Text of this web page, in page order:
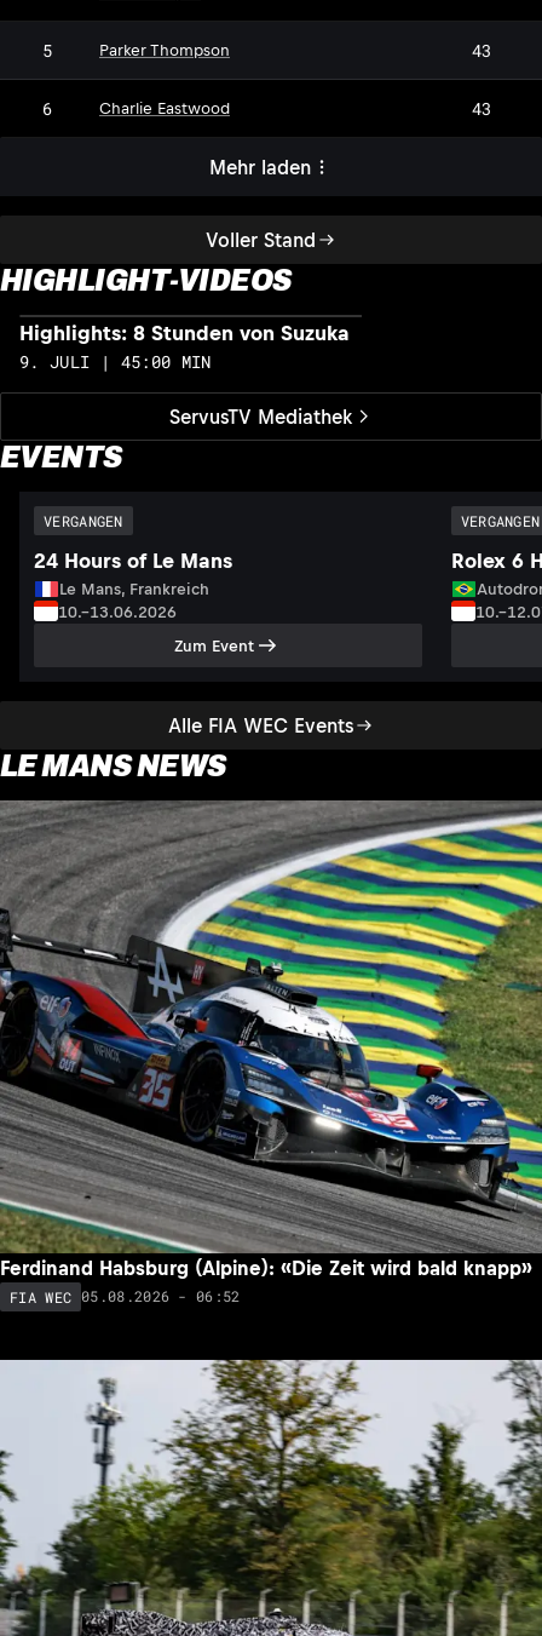
Voller Stand
5 Parker Thompson 43
6 Charlie Eastwood 43
Mehr laden
HIGHLIGHT-VIDEOS
ServusTV Mediathek
Highlights: 8 Stunden von Suzuka
9. JULI | 45:00 MIN
EVENTS
Alle FIA WEC Events
VERGANGEN
24 Hours of Le Mans
Le Mans, Frankreich
10.–13.06.2026
Zum Event
VERGANGEN
Rolex 6
LE MANS NEWS
Ferdinand Habsburg (Alpine): «Die Zeit wird bald knapp»
FIA WEC 05.08.2026 - 06:52